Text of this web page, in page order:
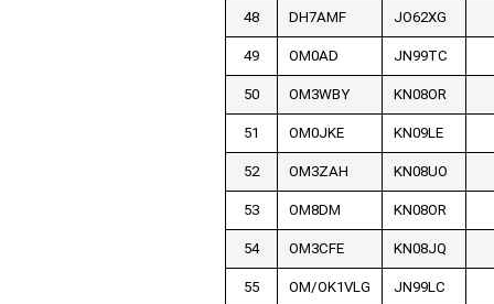
48 DH7AMF JO62XG
49 OM0AD JN99TC
50 OM3WBY KN08OR
51 OM0JKE KN09LE
52 OM3ZAH KN08UO
53 OM8DM KN08OR
54 OM3CFE KN08JQ
55 OM/OK1VLG JN99LC